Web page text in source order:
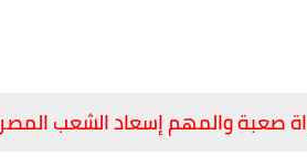
صعبة والمهم إسعاد الشعب